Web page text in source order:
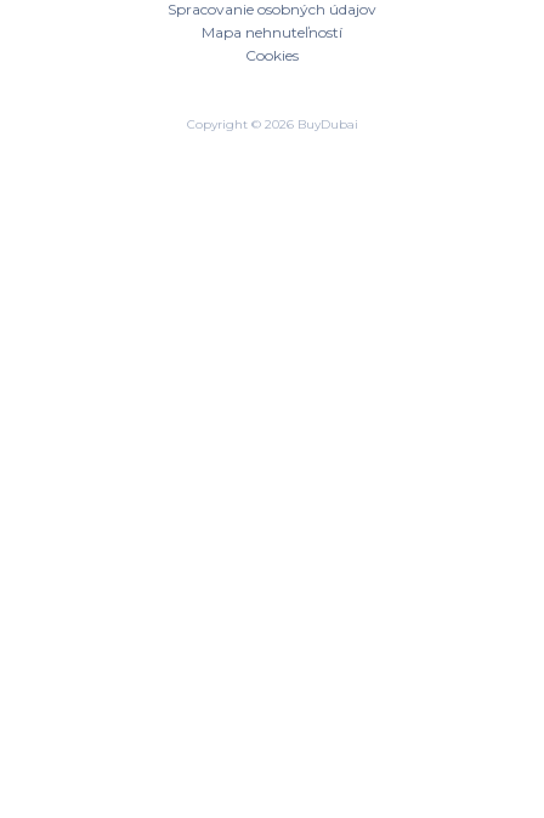
Spracovanie osobných údajov
Mapa nehnuteľností
Cookies
Copyright © 2026 BuyDubai